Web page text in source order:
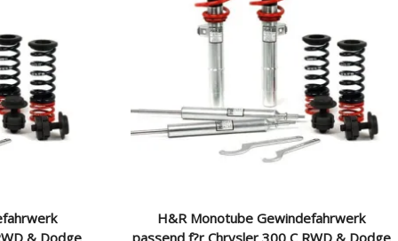
H&R Monotube Gewindefahrwerk